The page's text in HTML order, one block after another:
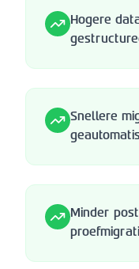
Hogere
Snellere
Minder